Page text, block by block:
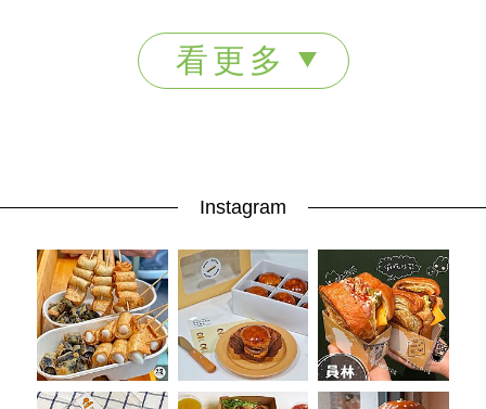
看更多
Instagram